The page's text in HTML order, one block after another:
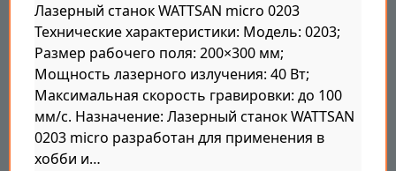
Лазерный станок WATTSAN micro 0203
Технические характеристики: Модель: 0203;
Размер рабочего поля: 200×300 мм;
Мощность лазерного излучения: 40 Вт;
Максимальная скорость гравировки: до 100
мм/с. Назначение: Лазерный станок WATTSAN
0203 micro разработан для применения в
хобби и…